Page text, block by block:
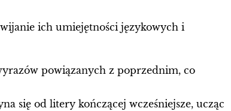
ich umiejętności językowych i
powiązanych z poprzednim, co
się od litery kończącej wcześniejsze, ucząc